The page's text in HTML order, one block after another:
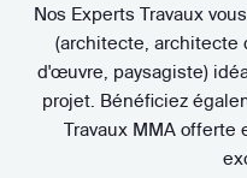
Nos Experts Travaux
(architecte, architecte
d'œuvre, paysagiste)
projet. Bénéficiez
Travaux MMA offerte